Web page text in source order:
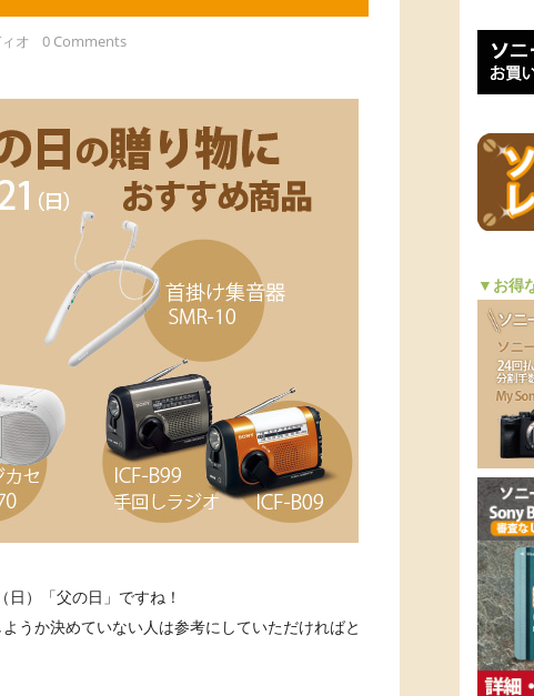
オ 0 Comments
）「父の日」ですね！
うか決めていない人は参考にしていただければと
▼お得